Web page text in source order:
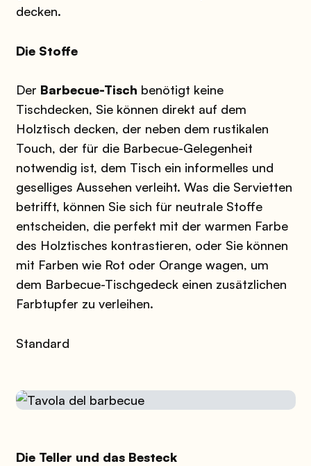
decken.
Die Stoffe
Der Barbecue-Tisch benötigt keine
Tischdecken, Sie können direkt auf dem
Holztisch decken, der neben dem rustikalen
Touch, der für die Barbecue-Gelegenheit
notwendig ist, dem Tisch ein informelles und
geselliges Aussehen verleiht. Was die Servietten
betrifft, können Sie sich für neutrale Stoffe
entscheiden, die perfekt mit der warmen Farbe
des Holztisches kontrastieren, oder Sie können
mit Farben wie Rot oder Orange wagen, um
dem Barbecue-Tischgedeck einen zusätzlichen
Farbtupfer zu verleihen.
Standard
Die Teller und das Besteck